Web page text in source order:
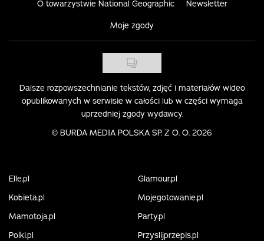
O towarzystwie National Geographic Newsletter
Moje zgody
Dalsze rozpowszechnianie tekstów, zdjęć i materiałów wideo
opublikowanych w serwisie w całości lub w części wymaga
uprzedniej zgody wydawcy.
© BURDA MEDIA POLSKA SP. Z O. O. 2026
Elle.pl
Glamour.pl
Kobieta.pl
Mojegotowanie.pl
Mamotoja.pl
Party.pl
Polki.pl
Przyslijprzepis.pl